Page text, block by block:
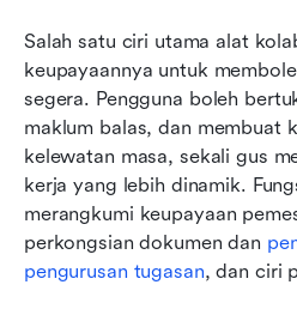
Salah satu ciri utama alat
keupayaannya untuk
segera. Pengguna boleh
maklum balas, dan membuat
kelewatan masa, sekali gus
kerja yang lebih dinamik.
merangkumi keupayaan
perkongsian dokumen dan
pengurusan tugasan, dan ciri